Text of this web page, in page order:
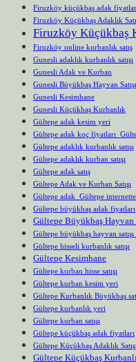
Firuzköy küçükbaş adak
Firuzköy Küçükbaş Adaklık
Firuzköy Küçükbaş
Firuzköy online kurbanlık satış
Gunesli adaklık kurbanlık satışı
Gunesli Adak ve Kurban
Gunesli Büyükbaş Hayvan Satışı
Gunesli Kesimhane
Gunesli Küçükbaş Kurbanlık
Gültepe adak kesim yeri
Gültepe adak koç fiyatları
Gültepe adaklık kurbanlık satışı
Gültepe adaklık kurban satışı
Gültepe adak satış
Gültepe Adak ve Kurban Satışı
Gültepe adak Gültepe
Gültepe büyükbaş adak fiyatları
Gültepe Büyükbaş Hayvan
Gültepe büyükbaş hayvan
Gültepe hisseli kurbanlık satışı
Gültepe Kesimhane
Gültepe kurban hisse satışı
Gültepe kurban kesim yeri
Gültepe Kurbanlık Büyükbaş
Gültepe kurbanlık yeri
Gültepe kurban satışı
Gültepe küçükbaş adak fiyatları
Gültepe Küçükbaş Adaklık Satışı
Gültepe Küçükbaş